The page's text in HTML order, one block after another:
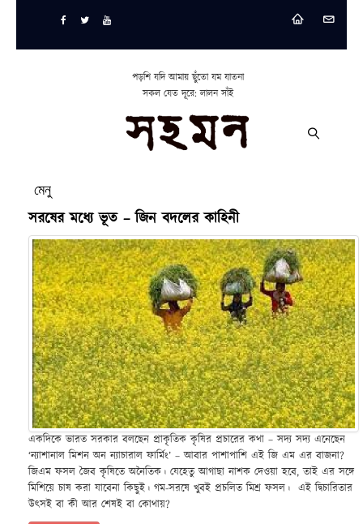
পড়শি যদি আমায় ছুঁতো যম যাতনা
সকল যেত দূরে: লালন সাঁই
মেনু
সরষের মধ্যে ভূত – জিন বদলের কাহিনী
একদিকে ভারত সরকার বলছেন প্রাকৃতিক কৃষির প্রচারের কথা – সদ্য সদ্য এনেছেন
‘ন্যাশানাল মিশন অন ন্যাচারাল ফার্মিং’ – আবার পাশাপাশি এই জি এম এর বাজনা?
জিএম ফসল জৈব কৃষিতে অনৈতিক। যেহেতু আগাছা নাশক দেওয়া হবে, তাই এর সঙ্গে
মিশিয়ে চাষ করা যাবেনা কিছুই। গম-সরষে খুবই প্রচলিত মিশ্র ফসল। এই দ্বিচারিতার
উৎসই বা কী আর শেষই বা কোথায়?